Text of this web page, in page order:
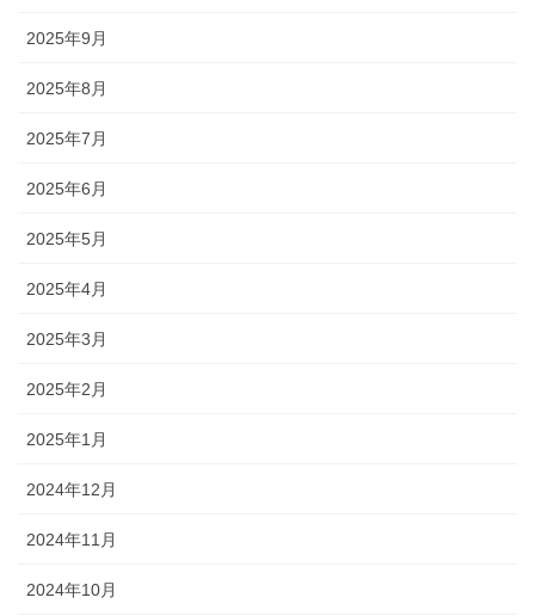
2025年9月
2025年8月
2025年7月
2025年6月
2025年5月
2025年4月
2025年3月
2025年2月
2025年1月
2024年12月
2024年11月
2024年10月